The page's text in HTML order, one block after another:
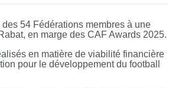
54 Fédérations membres à une
en marge des CAF Awards 2025.
en matière de viabilité financière
pour le développement du football